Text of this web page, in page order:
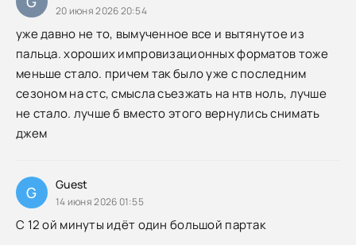
20 июня 2026 20:54
уже давно не то, вымученное все и вытянутое из
пальца. хороших импровизационных форматов тоже
меньше стало. причем так было уже с последним
сезоном на стс, смысла съезжать на нтв ноль, лучше
не стало. лучше б вместо этого вернулись снимать
джем
G Guest
14 июня 2026 01:55
С 12 ой минуты идёт один большой партак